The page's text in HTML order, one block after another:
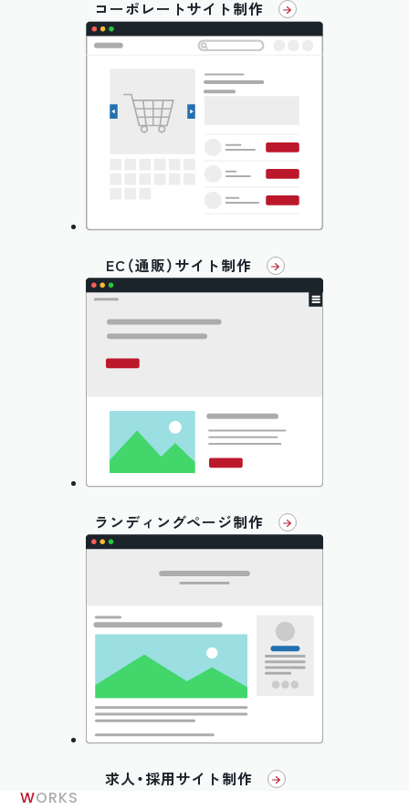
コーポレートサイト制作
EC（通販）サイト制作
ランディングページ制作
求人・採用サイト制作
WORKS